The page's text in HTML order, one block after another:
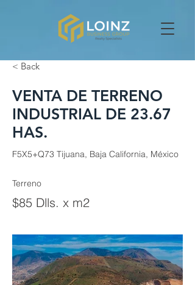
< Back
VENTA DE TERRENO
INDUSTRIAL DE 23.67
HAS.
F5X5+Q73 Tijuana, Baja California, México
Terreno
$85 Dlls. x m2